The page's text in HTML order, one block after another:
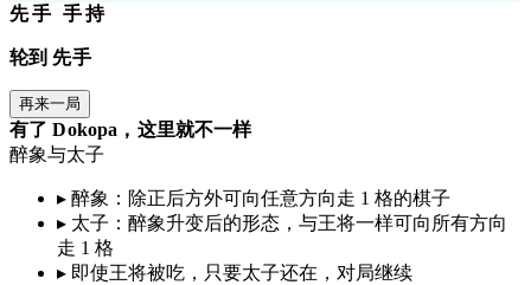
先手 手持
轮到 先手
再来一局
有了 Dokopa，这里就不一样
醉象与太子
▸ 醉象：除正后方外可向任意方向走 1 格的棋子
▸ 太子：醉象升变后的形态，与王将一样可向所有方向
走 1 格
▸ 即使王将被吃，只要太子还在，对局继续